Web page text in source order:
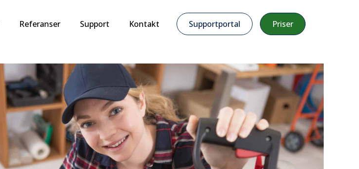
Referanser Support Kontakt Supportportal Priser